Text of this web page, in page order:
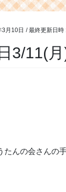
月10日 / 最終更新日時
3/11(
たんの会さんの